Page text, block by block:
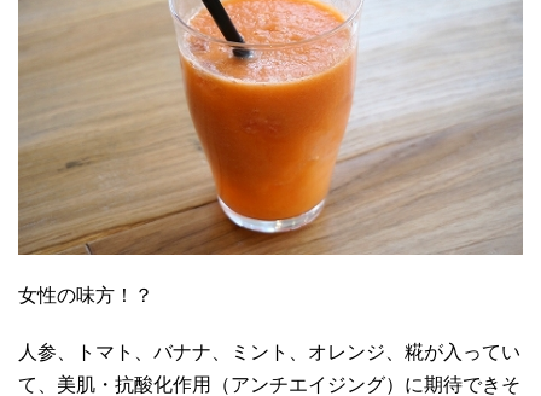
女性の味方！？
人参、トマト、バナナ、ミント、オレンジ、糀が入ってい
て、美肌・抗酸化作用（アンチエイジング）に期待できそ